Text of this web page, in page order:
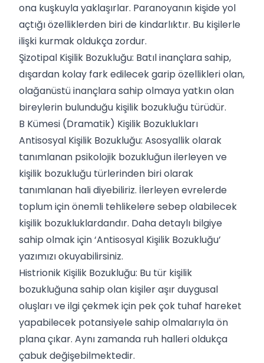
ona kuşkuyla yaklaşırlar. Paranoyanın kişide yol
açtığı özelliklerden biri de kindarlıktır. Bu kişilerle
ilişki kurmak oldukça zordur.
Şizotipal Kişilik Bozukluğu: Batıl inançlara sahip,
dışardan kolay fark edilecek garip özellikleri olan,
olağanüstü inançlara sahip olmaya yatkın olan
bireylerin bulunduğu kişilik bozukluğu türüdür.
B Kümesi (Dramatik) Kişilik Bozuklukları
Antisosyal Kişilik Bozukluğu: Asosyallik olarak
tanımlanan psikolojik bozukluğun ilerleyen ve
kişilik bozukluğu türlerinden biri olarak
tanımlanan hali diyebiliriz. İlerleyen evrelerde
toplum için önemli tehlikelere sebep olabilecek
kişilik bozukluklardandır. Daha detaylı bilgiye
sahip olmak için ‘Antisosyal Kişilik Bozukluğu’
yazımızı okuyabilirsiniz.
Histrionik Kişilik Bozukluğu: Bu tür kişilik
bozukluğuna sahip olan kişiler aşır duygusal
oluşları ve ilgi çekmek için pek çok tuhaf hareket
yapabilecek potansiyele sahip olmalarıyla ön
plana çıkar. Aynı zamanda ruh halleri oldukça
çabuk değişebilmektedir.